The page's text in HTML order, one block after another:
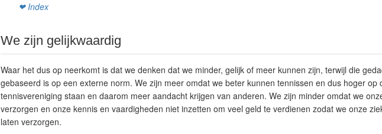
❤ Index
We zijn gelijkwaardig
Waar het dus op neerkomt is dat we denken dat we minder, gelijk of meer kunnen zijn, terwijl die
gebaseerd is op een externe norm. We zijn meer omdat we beter kunnen tennissen en dus hoger op
tennisvereniging staan en daarom meer aandacht krijgen van anderen. We zijn minder omdat we
verzorgen en onze kennis en vaardigheden niet inzetten om veel geld te verdienen zodat we onze
laten verzorgen.